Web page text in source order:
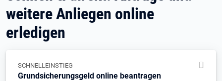
weitere Anliegen online
erledigen
SCHNELLEINSTIEG
Grundsicherungsgeld online beantragen